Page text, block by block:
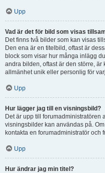
Upp
Vad är det för bild som visas
Det finns två bilder som kan visas
Den ena är en titelbild, oftast är
block som visar hur många inlägg
andra bilden, oftast är den större,
allmänhet unik eller personlig för
Upp
Hur lägger jag till en visningsbild?
Det är upp till forumadministratören
visningsbilder kan användas på.
kontakta en forumadministratör och
Upp
Hur ändrar jag min titel?